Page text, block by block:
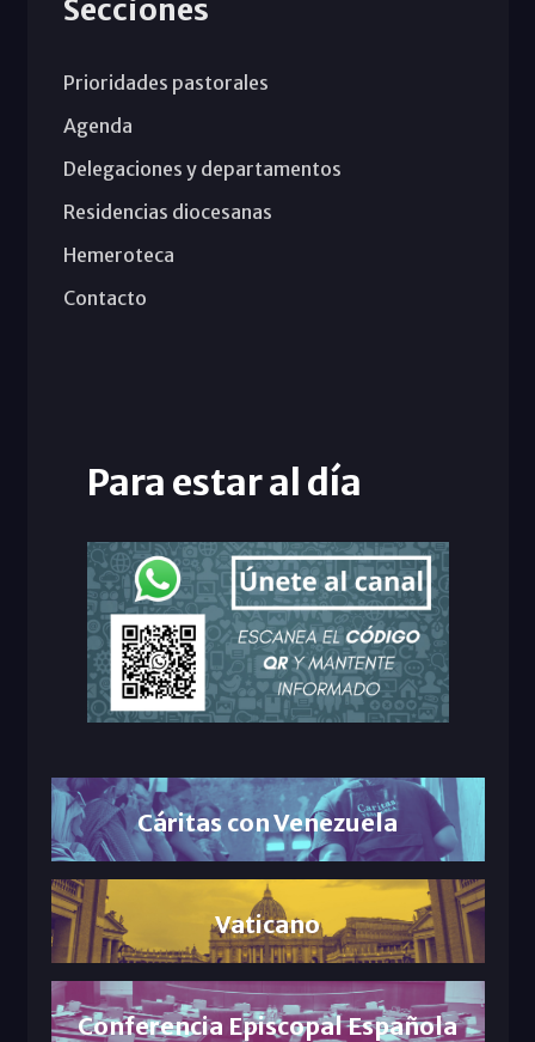
Secciones
Prioridades pastorales
Agenda
Delegaciones y departamentos
Residencias diocesanas
Hemeroteca
Contacto
Para estar al día
Cáritas con Venezuela
Vaticano
Conferencia Episcopal Española